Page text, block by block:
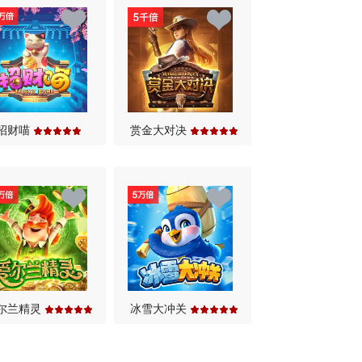
财喵 赏金大对决
兰精灵 冰雪大冲关